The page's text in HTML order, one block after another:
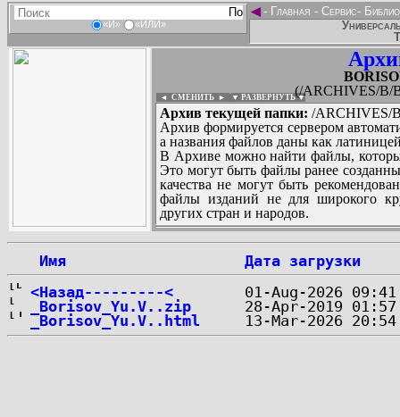
«И» «ИЛИ»
◄- Главная - Сервис-
(/ARCHIVES/B/
◄ СМЕНИТЬ ► ▼ РАЗВЕРНУТЬ ▼
Архив текущей папки: /ARCHIVES/
Архив формируется сервером
а названия файлов даны как
В Архиве можно найти файлы,
Это могут быть файлы ранее
качества не могут быть
файлы изданий не для широкого
других стран и народов.
Имя
Дата загрузки
<Назад---------<
_Borisov_Yu.V..zip
_Borisov_Yu.V..html